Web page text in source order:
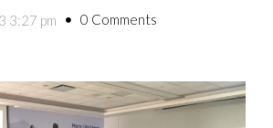
3:27 pm 0 Comments